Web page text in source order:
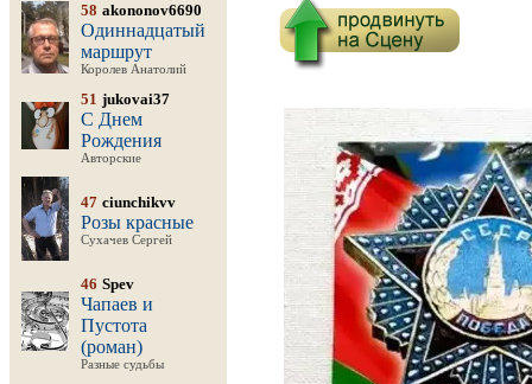
58 akononov6690
Одиннадцатый
маршрут
Королев Анатолий
51 jukovai37
С Днем
Рождения
Авторские
47 ciunchikvv
Розы красные
Сухачев Сергей
46 Spev
Чапаев и
Пустота
(роман)
Разные судьбы